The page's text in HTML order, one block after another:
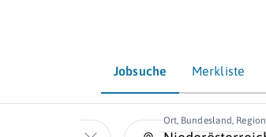
Jobsuche Merkliste
Ort, Bundesland, Region